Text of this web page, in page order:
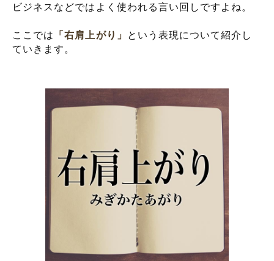
ビジネスなどではよく使われる言い回しですよね。
ここでは 「右肩上がり」
という表現について紹介し
ていきます。